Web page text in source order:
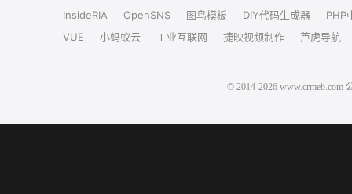
InsideRIA
OpenSNS 图鸟模板 DIY代码生成器
PHP
VUE
小蚂蚁云 工业互联网 捷映视频制作 芦虎导航
© 2014-2026